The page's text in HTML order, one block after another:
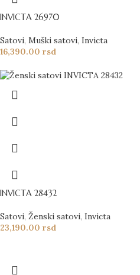
INVICTA 26970
Satovi, Muški satovi, Invicta
16,390.00 rsd
INVICTA 28432
Satovi, Ženski satovi, Invicta
23,190.00 rsd